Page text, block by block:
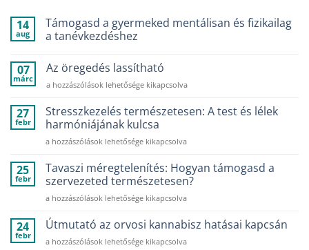
14
aug
Támogasd a gyermeked mentálisan és fizikailag
a tanévkezdéshez
a(z)
Támogasd
a
és
fizikailag
a
tanévkezdéshez
07
márc
Az öregedés lassítható
Az
lassítható
bejegyzéshez
a hozzászólások lehetősége kikapcsolva
27
febr
Stresszkezelés természetesen: A test és lélek
harmóniájának kulcsa
Stresszkezelés
A
és
lélek
kulcsa
a hozzászólások lehetősége kikapcsolva
25
febr
Tavaszi méregtelenítés: Hogyan támogasd a
szervezeted természetesen?
Tavaszi
Hogyan
a
a hozzászólások lehetősége kikapcsolva
24
febr
Útmutató az orvosi kannabisz hatásai kapcsán
Útmutató
a hozzászólások lehetősége kikapcsolva